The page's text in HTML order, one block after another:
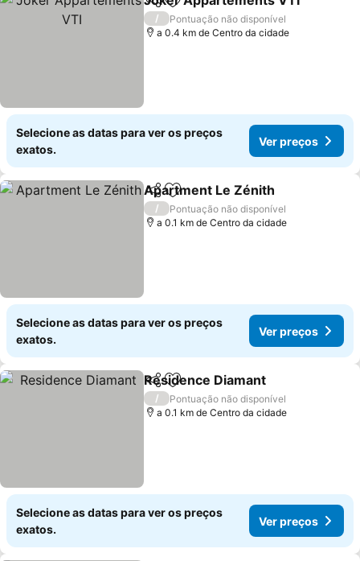
PartilharAdicionar aos favoritos
/
Pontuação não disponível
a 0.4 km de Centro da cidade
Selecione as datas para ver os preços
exatos.
Ver preços
PartilharAdicionar aos favoritos
Apartment Le Zénith
/
Pontuação não disponível
a 0.1 km de Centro da cidade
Selecione as datas para ver os preços
exatos.
Ver preços
PartilharAdicionar aos favoritos
Residence Diamant
/
Pontuação não disponível
a 0.1 km de Centro da cidade
Selecione as datas para ver os preços
exatos.
Ver preços